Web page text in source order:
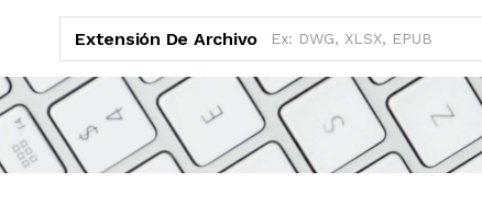
Extensión De Archivo